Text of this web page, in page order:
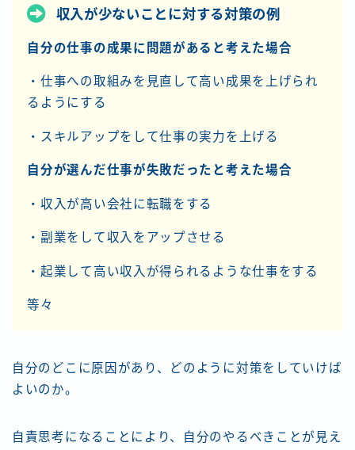
収入が少ないことに対する対策の例
自分の仕事の成果に問題があると考えた場合
・仕事への取組みを見直して高い成果を上げられ
るようにする
・スキルアップをして仕事の実力を上げる
自分が選んだ仕事が失敗だったと考えた場合
・収入が高い会社に転職をする
・副業をして収入をアップさせる
・起業して高い収入が得られるような仕事をする
等々
自分のどこに原因があり、どのように対策をしていけば
よいのか。
自責思考になることにより、自分のやるべきことが見え